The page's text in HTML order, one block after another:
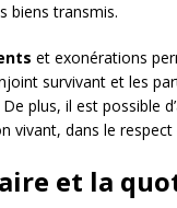
biens transmis.
et exonérations
survivant et les
plus, il est possible
vivant, dans le respect
et la